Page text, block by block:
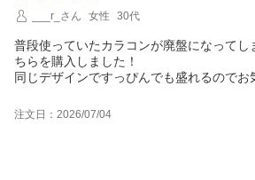
___r_さん
女性 30代
普段使っていたカラコンが廃盤になってし
ちらを購入しました！
同じデザインですっぴんでも盛れるのでお
注文日：2026/07/04